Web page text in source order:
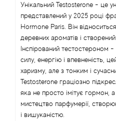
Унікальний Testosterone - це
представлений у 2025 році
Hormone Paris. Він
деревних ароматів і
Інспірований
силу, енергію і впевненість,
харизму, але з тонким і
Testosterone граціозно
яка не просто імітує гормон,
мистецтво парфумерії,
і вишуканістю.
Anna Sui
Annayake
Anne Fontaine
Annick Goutal